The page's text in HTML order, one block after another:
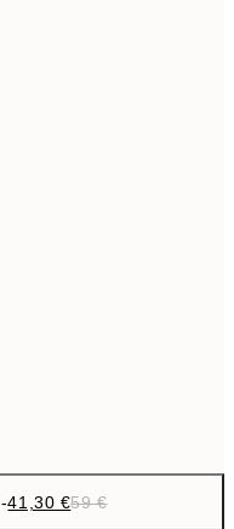
-41,30 €59 €